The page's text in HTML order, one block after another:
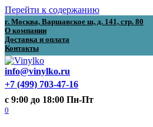
Перейти к содержанию
г. Москва, Варшавское ш, д. 141, стр. 80
О компании
Доставка и оплата
Контакты
info@vinylko.ru
+7 (499) 703-47-16
с 9:00 до 18:00 Пн-Пт
0